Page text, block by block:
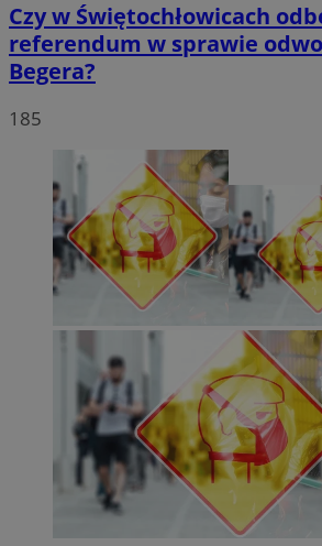
Czy w Świętochłowicach
referendum w sprawie
Begera?
185